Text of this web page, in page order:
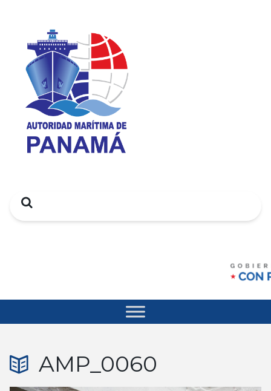
Search
AMP_0060